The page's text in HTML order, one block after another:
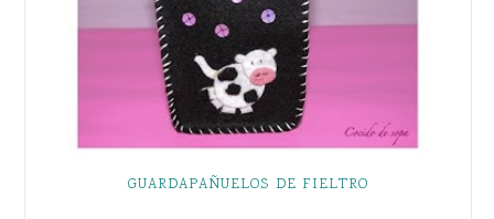
GUARDAPAÑUELOS DE FIELTRO